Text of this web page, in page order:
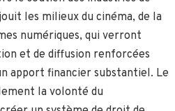
les milieux du cinéma, de la
numériques, qui verront
et de diffusion renforcées
apport financier substantiel. Le
la volonté du